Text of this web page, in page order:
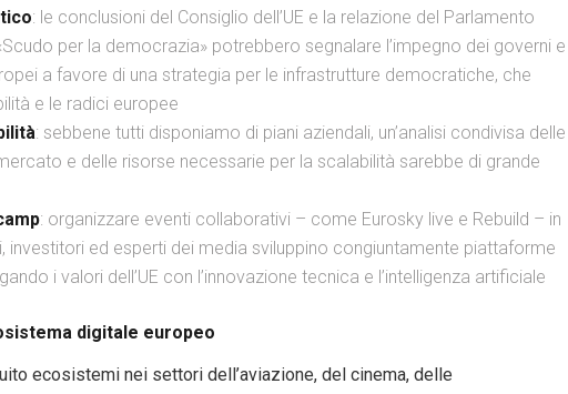
: le conclusioni del Consiglio dell’UE e la relazione del Parlamento
per la democrazia» potrebbero segnalare l’impegno dei governi e
a favore di una strategia per le infrastrutture democratiche, che
e le radici europee
: sebbene tutti disponiamo di piani aziendali, un’analisi condivisa delle
e delle risorse necessarie per la scalabilità sarebbe di grande
: organizzare eventi collaborativi – come Eurosky live e Rebuild – in
investitori ed esperti dei media sviluppino congiuntamente piattaforme
i valori dell’UE con l’innovazione tecnica e l’intelligenza artificiale
digitale europeo
ecosistemi nei settori dell’aviazione, del cinema, delle